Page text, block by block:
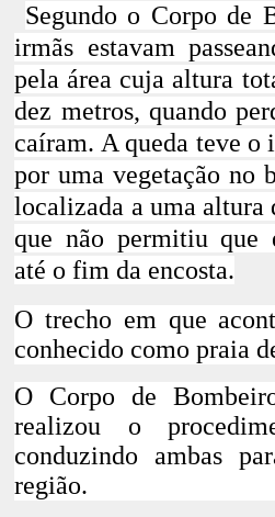
Segundo o Corpo de
irmãs estavam
pelaárea cuja altura
dez metros, quando
caíram. A queda teve o
por uma vegetação no
localizada a uma altura
que não permitiu que
até o fim da encosta.
O trecho em que
conhecido como praia
O Corpo de
realizou o
conduzindo ambas
região.